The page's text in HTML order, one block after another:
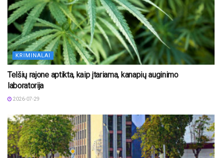
KRIMINALAI
Telšių rajone aptikta, kaip įtariama, kanapių auginimo
laboratorija
2026-07-29